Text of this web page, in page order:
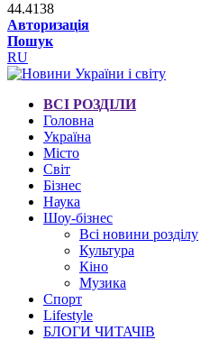
44.4138
Авторизація
Пошук
RU
ВСІ РОЗДІЛИ
Головна
Україна
Місто
Світ
Бізнес
Наука
Шоу-бізнес
Всі новини розділу
Культура
Кіно
Музика
Спорт
Lifestyle
БЛОГИ ЧИТАЧІВ